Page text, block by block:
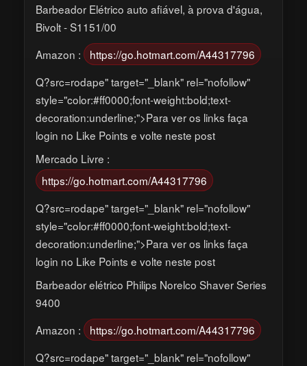
Barbeador Elétrico auto afiável, à prova d'água,
Bivolt - S1151/00
Amazon :
https://go.hotmart.com/A44317796
Q?src=rodape" target="_blank" rel="nofollow"
style="color:#ff0000;font-weight:bold;text-
decoration:underline;">Para ver os links faça
login no Like Points e volte neste post
Mercado Livre :
https://go.hotmart.com/A44317796
Q?src=rodape" target="_blank" rel="nofollow"
style="color:#ff0000;font-weight:bold;text-
decoration:underline;">Para ver os links faça
login no Like Points e volte neste post
Barbeador elétrico Philips Norelco Shaver Series
9400
Amazon :
https://go.hotmart.com/A44317796
Q?src=rodape" target="_blank" rel="nofollow"